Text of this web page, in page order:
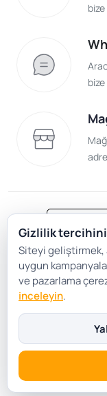
bize
bize
Satış
Gizlilik
Gizlilik
Siteyi geliştirmek,
uygun
ve pazarlama
inceleyin.